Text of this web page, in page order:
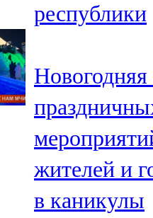
республики
жителей и
в каникулы